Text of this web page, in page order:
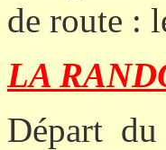
de route :
LA
Départ